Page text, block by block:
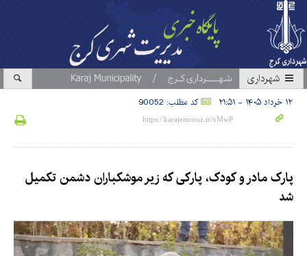
شهرداری
۱۲ خرداد ۱۴۰۵ - ۲۱:۵۱ کد مطلب: 90052
پارک مادر و کودک، پارکی که زیر موشکباران دشمن تکمیل
شد